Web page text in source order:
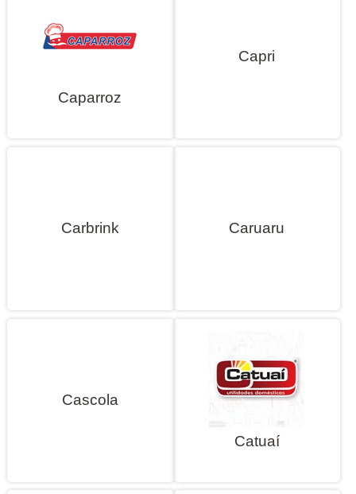
Caparroz
Capri
Carbrink Caruaru
Cascola
Catuaí